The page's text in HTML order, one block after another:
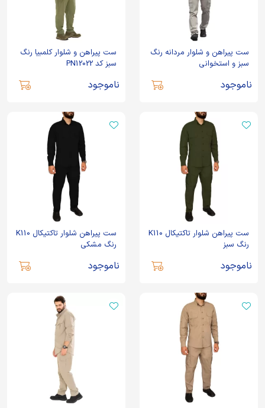
ست پیراهن و شلوار مردانه رنگ
سبز و استخوانی
ناموجود
ست پیراهن و شلوار کلمبیا رنگ
سبز کد PN12022
ناموجود
ست پیراهن شلوار تاکتیکال K110
رنگ سبز
ناموجود
ست پیراهن شلوار تاکتیکال K110
رنگ مشکی
ناموجود